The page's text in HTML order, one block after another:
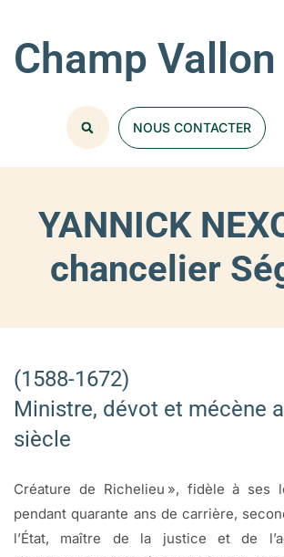
Champ Vallon
NOUS CONTACTER
YANNICK
chancelier
(1588-1672)
Ministre, dévot et mécène
siècle
Créature de Richelieu », fidèle à ses
pendant quarante ans de carrière,
l’État, maître de la justice et de